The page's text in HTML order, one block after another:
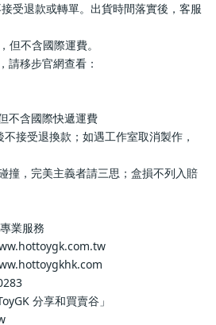
受退款或轉單。出貨時間落實後，客服
但不含國際運費。
請移步官網查看：
不含國際快遞運費
接受退換款；如遇工作室取消製作，
撞，完美主義者請三思；盒損不列入賠
業服務
分享和買賣谷」